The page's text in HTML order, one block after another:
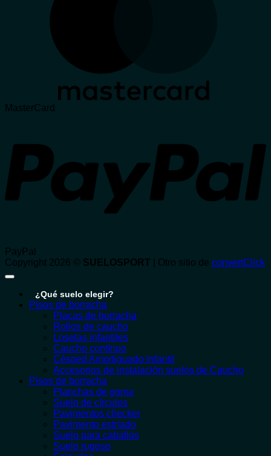
MasterCard
PayPal
Copyright 2026 © SUELOSPORT | Otro sitio de convertClick
¿Qué suelo elegir?
Pisos de borracha
Placas de borracha
Rollos de caucho
Losetas infantiles
Caucho contínuo
Césped Amortiguado Infantil
Accesorios de instalación suelos de Caucho
Pisos de borracha
Planchas de goma
Suelo de círculos
Pavimentos checker
Pavimento estriado
Suelo para caballos
Suelo rugoso